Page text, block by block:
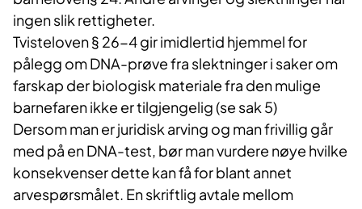
ingen slik rettigheter.
Tvisteloven § 26-4 gir imidlertid hjemmel for
pålegg om DNA-prøve fra slektninger i saker om
farskap der biologisk materiale fra den mulige
barnefaren ikke er tilgjengelig (se sak 5)
Dersom man er juridisk arving og man frivillig går
med på en DNA-test, bør man vurdere nøye hvilke
konsekvenser dette kan få for blant annet
arvespørsmålet. En skriftlig avtale mellom